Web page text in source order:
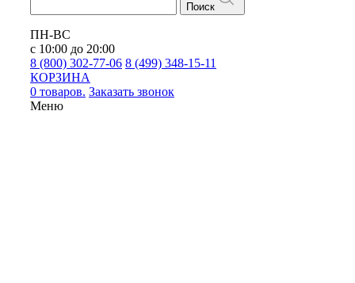
Поиск
ПН-ВС
с 10:00 до 20:00
8 (800) 302-77-06 8 (499) 348-15-11
КОРЗИНА
0 товаров. Заказать звонок
Меню